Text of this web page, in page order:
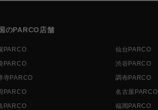
のPARCO店舗
PARCO 仙台PARCO
PARCO
渋谷PARCO
寺PARCO
調布PARCO
PARCO
名古屋PARCO
PARCO
福岡PARCO